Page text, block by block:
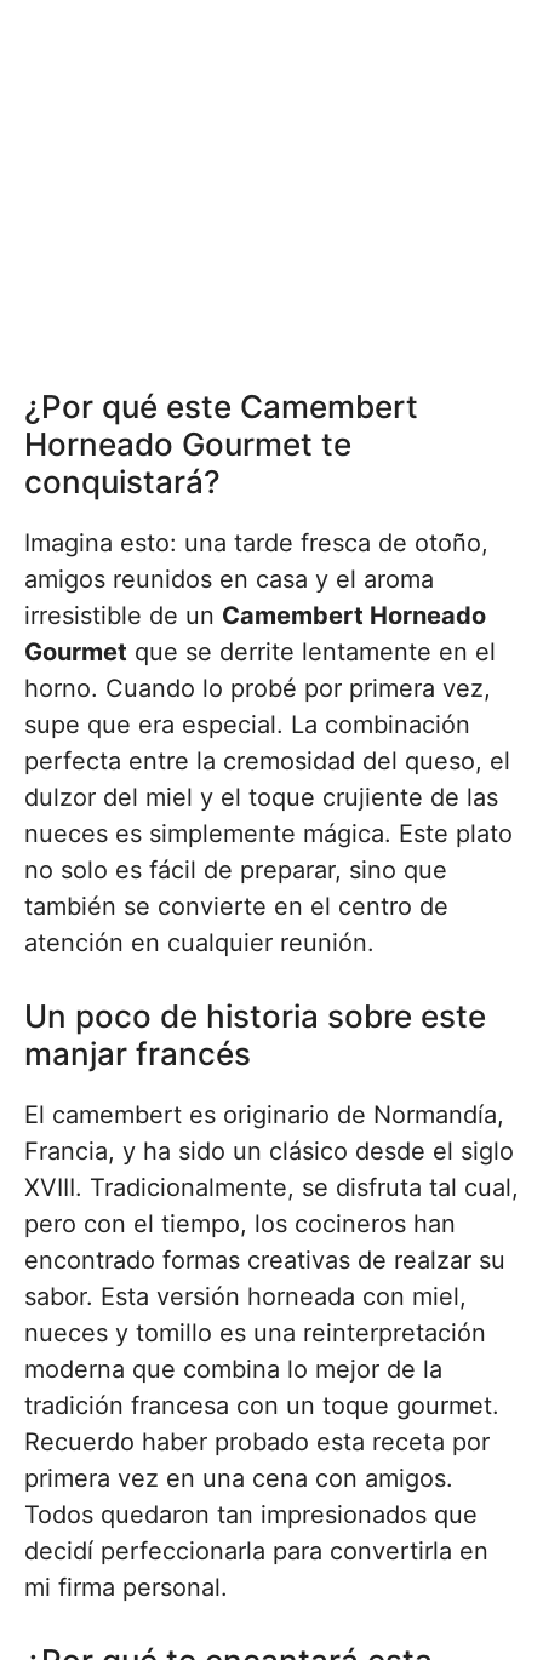
¿Por qué este Camembert
Horneado Gourmet te
conquistará?
Imagina esto: una tarde fresca de otoño,
amigos reunidos en casa y el aroma
irresistible de un Camembert Horneado
Gourmet que se derrite lentamente en el
horno. Cuando lo probé por primera vez,
supe que era especial. La combinación
perfecta entre la cremosidad del queso, el
dulzor del miel y el toque crujiente de las
nueces es simplemente mágica. Este plato
no solo es fácil de preparar, sino que
también se convierte en el centro de
atención en cualquier reunión.
Un poco de historia sobre este
manjar francés
El camembert es originario de Normandía,
Francia, y ha sido un clásico desde el siglo
XVIII. Tradicionalmente, se disfruta tal cual,
pero con el tiempo, los cocineros han
encontrado formas creativas de realzar su
sabor. Esta versión horneada con miel,
nueces y tomillo es una reinterpretación
moderna que combina lo mejor de la
tradición francesa con un toque gourmet.
Recuerdo haber probado esta receta por
primera vez en una cena con amigos.
Todos quedaron tan impresionados que
decidí perfeccionarla para convertirla en
mi firma personal.